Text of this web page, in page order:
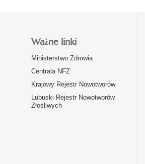
Ważne linki
Ministerstwo Zdrowia
Centrala NFZ
Krajowy Rejestr Nowotworów
Lubuski Rejestr Nowotworów
Złośliwych